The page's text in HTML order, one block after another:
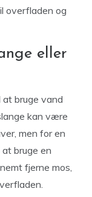
overfladen og
eller
bruge vand
kan være
men for en
bruge en
fjerne mos,